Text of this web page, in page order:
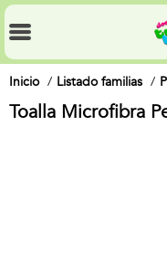
Inicio Listado familias
Toalla Microfibra